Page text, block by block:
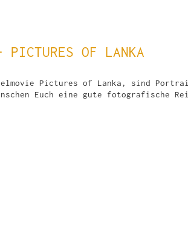
PICTURES OF LANKA
Pictures of Lanka, sind
Euch eine gute fotografische